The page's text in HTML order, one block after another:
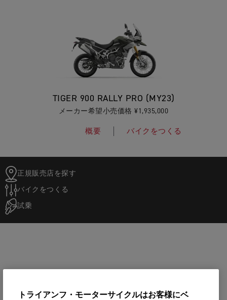
TIGER 900 RALLY PRO (MY23)
メーカー希望小売価格 ¥1,935,000
概要 バイクをつくる
正規販売店を探す
バイクをつくる
試乗
トライアンフ・モーターサイクルはお客様にベ